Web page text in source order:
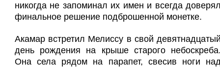
никогда не запоминал их имен и всегда
финальное решение подброшенной монетке.
Акамар встретил Мелиссу в свой
день рождения на крыше старого
Она села рядом на парапет, свесив ноги